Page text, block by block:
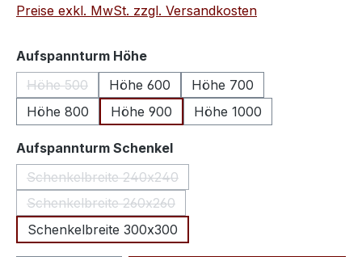
Preise exkl. MwSt. zzgl. Versandkosten
Aufspannturm Höheauswählen
Höhe 500
(Diese Option ist zurzeit nicht verfügbar.)
Höhe 600
Höhe 700
Höhe 800
Höhe 900 Höhe 1000
Aufspannturm Schenkelauswählen
Schenkelbreite 240x240
(Diese Option ist zurzeit nicht verfügbar.)
Schenkelbreite 260x260
(Diese Option ist zurzeit nicht verfügbar.)
Schenkelbreite 300x300